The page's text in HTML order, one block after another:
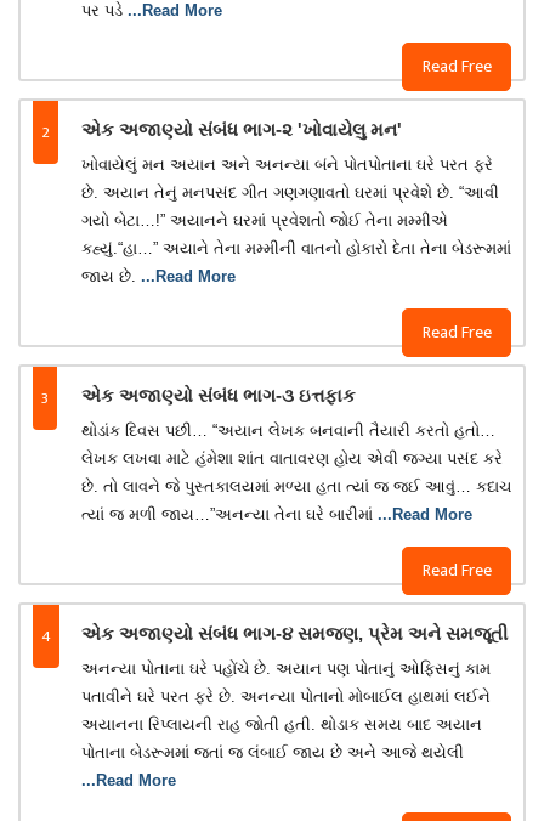
Read Free
પર પડે ...Read More
2 એક અજાણ્યો સંબંધ ભાગ-૨ 'ખોવાયેલુ મન'
Read Free
ખોવાયેલું મન અયાન અને અનન્યા બંને પોતપોતાના ઘરે પરત ફરે
છે. અયાન તેનું મનપસંદ ગીત ગણગણાવતો ઘરમાં પ્રવેશે છે. “આવી
ગયો બેટા…!” અયાનને ઘરમાં પ્રવેશતો જોઈ તેના મમ્મીએ
કહ્યું.“હા…” અયાને તેના મમ્મીની વાતનો હોકારો દેતા તેના બેડરૂમમાં
જાય છે. ...Read More
3 એક અજાણ્યો સંબંધ ભાગ-૩ ઇત્તફાક
Read Free
થોડાંક દિવસ પછી… “અયાન લેખક બનવાની તૈયારી કરતો હતો…
લેખક લખવા માટે હંમેશા શાંત વાતાવરણ હોય એવી જગ્યા પસંદ કરે
છે. તો લાવને જે પુસ્તકાલયમાં મળ્યા હતા ત્યાં જ જઈ આવું… કદાચ
ત્યાં જ મળી જાય…”અનન્યા તેના ઘરે બારીમાં ...Read More
4 એક અજાણ્યો સંબંધ ભાગ-૪ સમજણ, પ્રેમ અને સમજૂતી
અનન્યા પોતાના ઘરે પહોંચે છે. અયાન પણ પોતાનું ઓફિસનું કામ
પતાવીને ઘરે પરત ફરે છે. અનન્યા પોતાનો મોબાઈલ હાથમાં લઈને
અયાનના રિપ્લાયની રાહ જોતી હતી. થોડાક સમય બાદ અયાન
પોતાના બેડરૂમમાં જતાં જ લંબાઈ જાય છે અને આજે થયેલી
...Read More